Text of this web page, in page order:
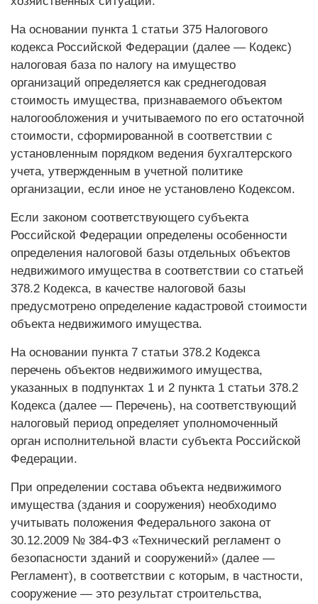
На основании пункта 1 статьи 375 Налогового
кодекса Российской Федерации (далее — Кодекс)
налоговая база по налогу на имущество
организаций определяется как среднегодовая
стоимость имущества, признаваемого объектом
налогообложения и учитываемого по его остаточной
стоимости, сформированной в соответствии с
установленным порядком ведения бухгалтерского
учета, утвержденным в учетной политике
организации, если иное не установлено Кодексом.
Если законом соответствующего субъекта
Российской Федерации определены особенности
определения налоговой базы отдельных объектов
недвижимого имущества в соответствии со статьей
378.2 Кодекса, в качестве налоговой базы
предусмотрено определение кадастровой стоимости
объекта недвижимого имущества.
На основании пункта 7 статьи 378.2 Кодекса
перечень объектов недвижимого имущества,
указанных в подпунктах 1 и 2 пункта 1 статьи 378.2
Кодекса (далее — Перечень), на соответствующий
налоговый период определяет уполномоченный
орган исполнительной власти субъекта Российской
Федерации.
При определении состава объекта недвижимого
имущества (здания и сооружения) необходимо
учитывать положения Федерального закона от
30.12.2009 № 384‑ФЗ «Технический регламент о
безопасности зданий и сооружений» (далее —
Регламент), в соответствии с которым, в частности,
сооружение — это результат строительства,